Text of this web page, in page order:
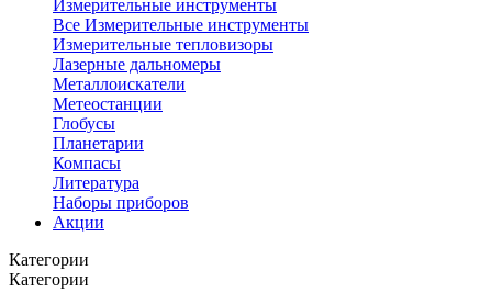
Измерительные инструменты
Все Измерительные инструменты
Измерительные тепловизоры
Лазерные дальномеры
Металлоискатели
Метеостанции
Глобусы
Планетарии
Компасы
Литература
Наборы приборов
Акции
Категории
Категории